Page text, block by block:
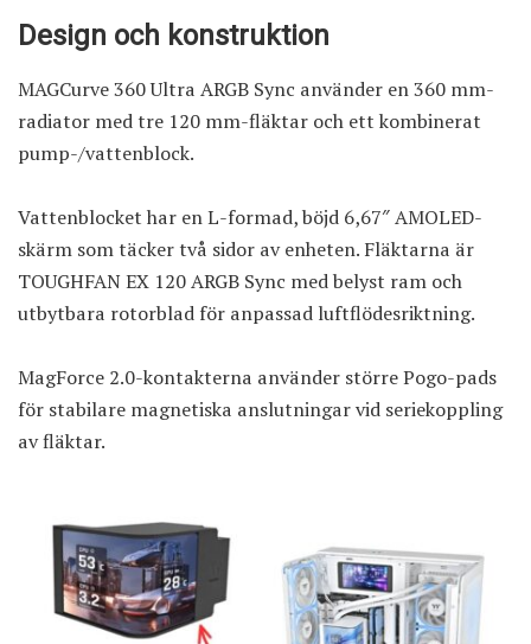
Design och konstruktion
MAGCurve 360 Ultra ARGB Sync använder en 360 mm-
radiator med tre 120 mm-fläktar och ett kombinerat
pump-/vattenblock.
Vattenblocket har en L-formad, böjd 6,67″ AMOLED-
skärm som täcker två sidor av enheten. Fläktarna är
TOUGHFAN EX 120 ARGB Sync med belyst ram och
utbytbara rotorblad för anpassad luftflödesriktning.
MagForce 2.0-kontakterna använder större Pogo-pads
för stabilare magnetiska anslutningar vid seriekoppling
av fläktar.